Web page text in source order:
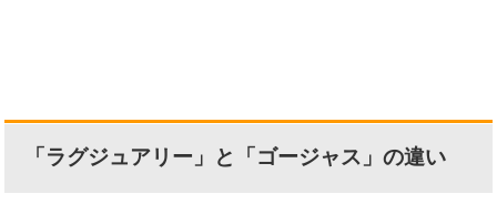
「ラグジュアリー」と「ゴージャス」の違い